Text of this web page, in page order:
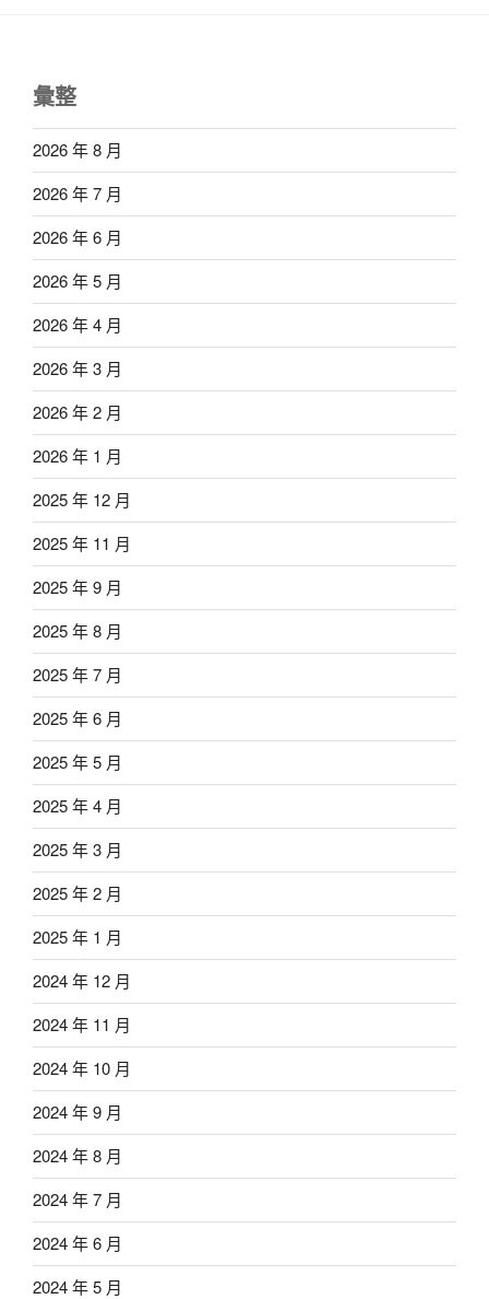
彙整
2026 年 8 月
2026 年 7 月
2026 年 6 月
2026 年 5 月
2026 年 4 月
2026 年 3 月
2026 年 2 月
2026 年 1 月
2025 年 12 月
2025 年 11 月
2025 年 9 月
2025 年 8 月
2025 年 7 月
2025 年 6 月
2025 年 5 月
2025 年 4 月
2025 年 3 月
2025 年 2 月
2025 年 1 月
2024 年 12 月
2024 年 11 月
2024 年 10 月
2024 年 9 月
2024 年 8 月
2024 年 7 月
2024 年 6 月
2024 年 5 月